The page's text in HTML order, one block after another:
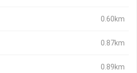
0.60km
0.87km
0.89km